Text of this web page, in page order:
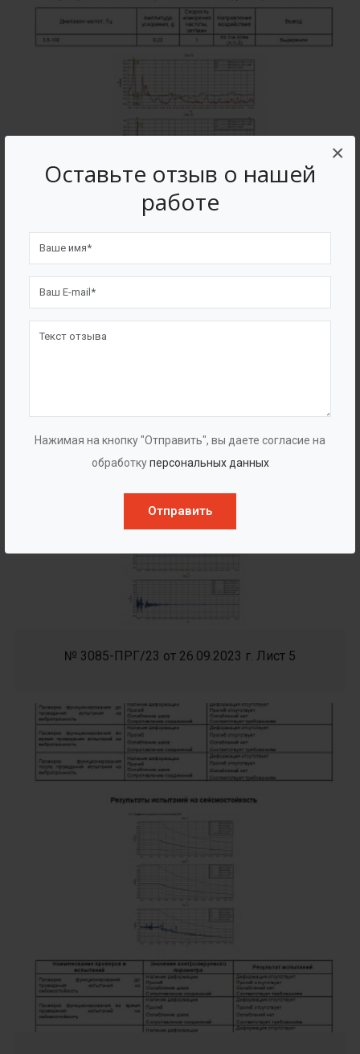
Оставьте отзыв о нашей
работе
Нажимая на кнопку "Отправить", вы даете согласие на
обработкуперсональных данных
Отправить
×
№ 3085-ПРГ/23 от 26.09.2023 г. Лист 4
№ 3085-ПРГ/23 от 26.09.2023 г. Лист 5